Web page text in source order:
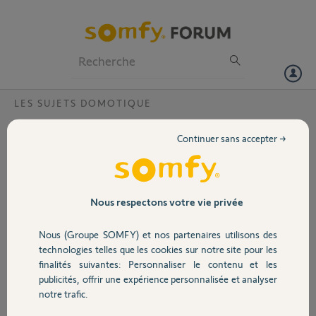
Volet
Sécurité
Domotique
LES SUJETS DOMOTIQUE
est-il possible de faire sonner la sirène
extérieure avec flash en cas d'intrusion
détectée par ma somfy one+?
d'une Tahoma avec
Flash et d'une somfy one
+ (avec plusieurs
intellitags). Depuis
Nous respectons votre vie privée
Nous (Groupe SOMFY) et nos partenaires utilisons des
technologies telles que les cookies sur notre site pour les
finalités suivantes: Personnaliser le contenu et les
publicités, offrir une expérience personnalisée et analyser
notre trafic.
Continuer sans accepter →